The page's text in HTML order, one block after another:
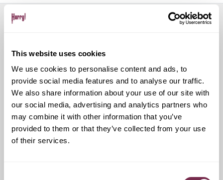
This website uses cookies
We use cookies to personalise content and ads, to
provide social media features and to analyse our traffic.
We also share information about your use of our site with
our social media, advertising and analytics partners who
may combine it with other information that you’ve
provided to them or that they’ve collected from your use
of their services.
Ritiro Usato
I nostri esperti ti forniranno una valutazione gratuita della
tua auto